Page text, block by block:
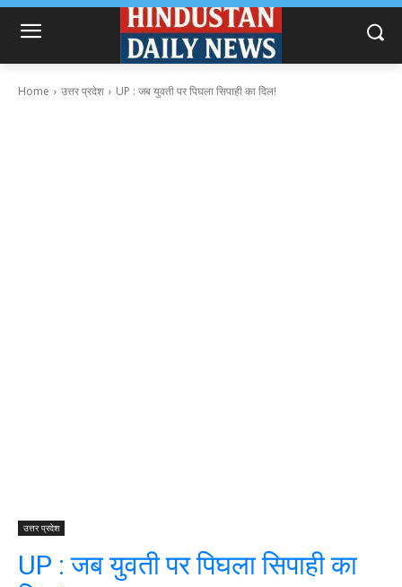
Home उत्तर प्रदेश UP : जब युवती पर पिघला सिपाही का दिल!
उत्तर प्रदेश
UP : जब युवती पर पिघला सिपाही का